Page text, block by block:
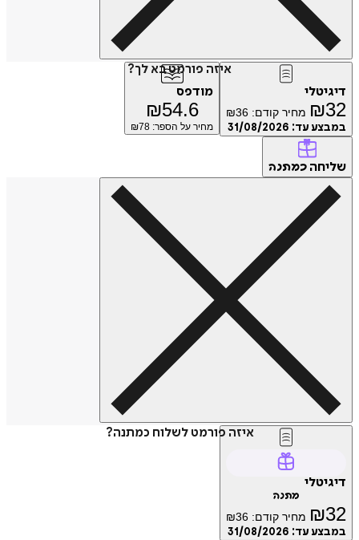
איזה פורמט בא לך?
דיגיטלי
₪32 מחיר קודם: ₪36
במבצע עד: 31/08/2026
מודפס
₪54.6
מחיר על הספר: ₪ 78
שליחה כמתנה
איזה פורמט לשלוח כמתנה?
דיגיטלי
מתנה
₪32 מחיר קודם: ₪36
במבצע עד: 31/08/2026